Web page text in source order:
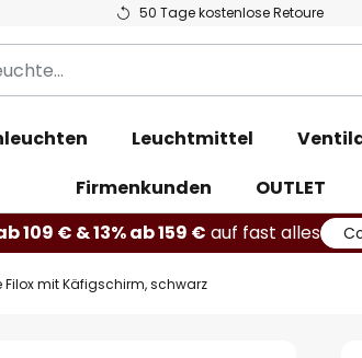
50 Tage kostenlose Retoure
Leuchtmittel
Firmenkunden
OUTLET
109 € & 13% ab 159 € auf fast alles
Filox mit Käfigschirm, schwarz